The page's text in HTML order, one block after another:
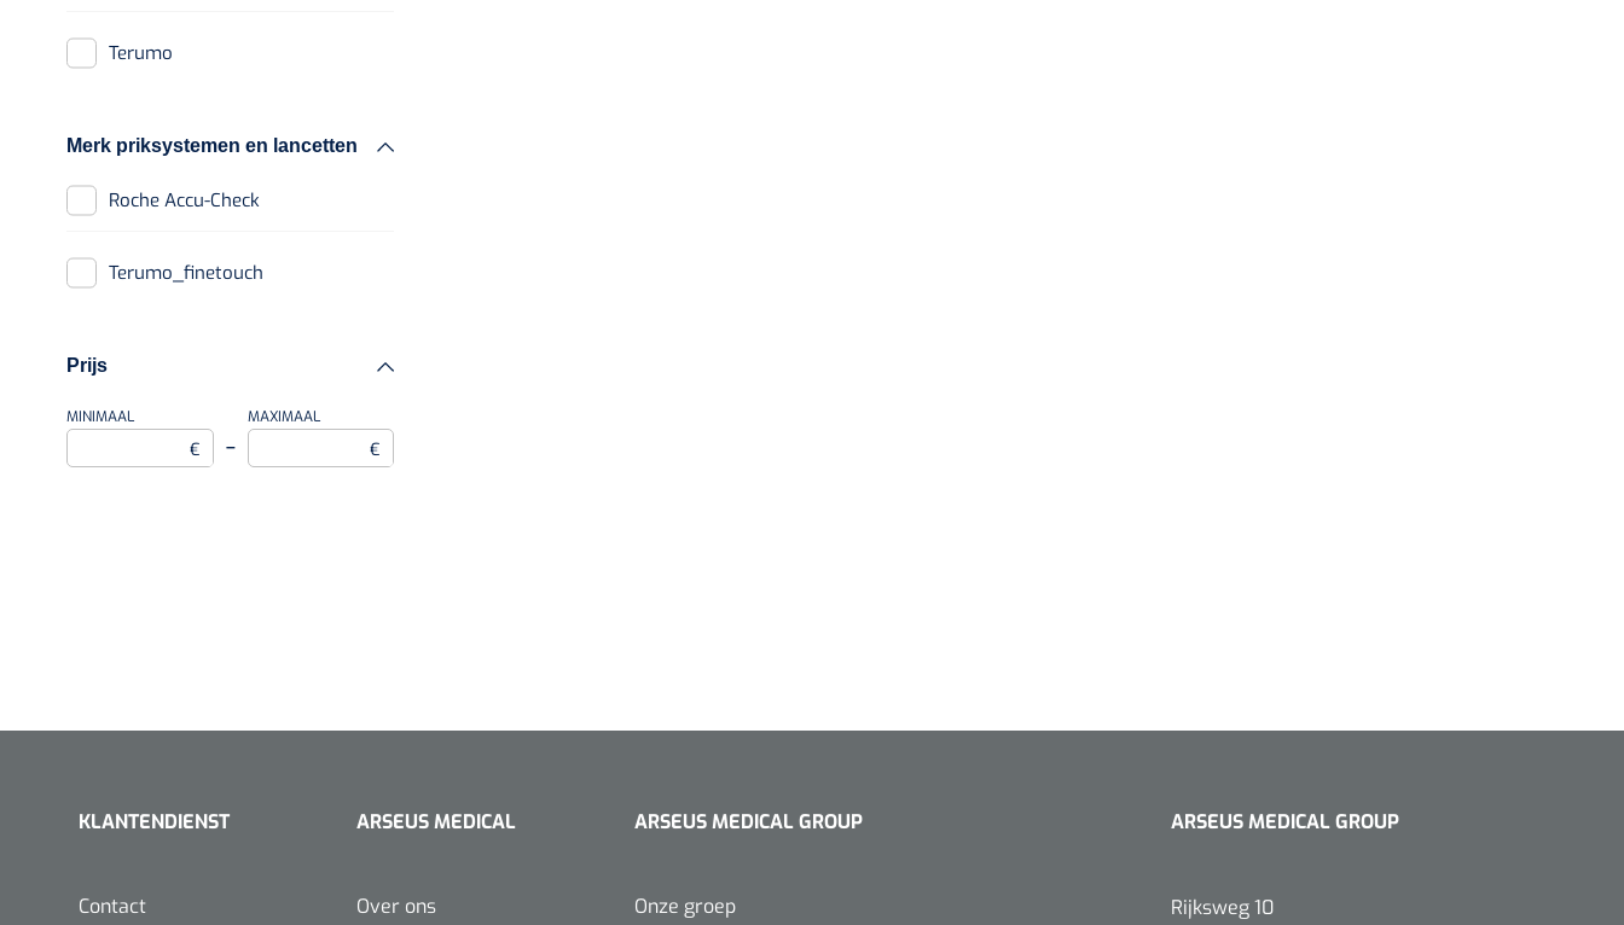
Terumo
Merk priksystemen en lancetten
Roche Accu-Check
terumo_finetouch
Prijs
MINIMAAL
€ –
MAXIMAAL
€
KLANTENDIENST
Contact
ARSEUS MEDICAL
Over ons
ARSEUS MEDICAL GROUP
Onze groep
ARSEUS MEDICAL GROUP
Rijksweg 10